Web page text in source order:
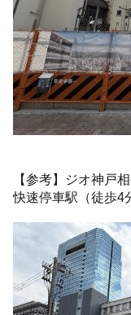
【参考】ジオ神
快速停車駅（徒歩4